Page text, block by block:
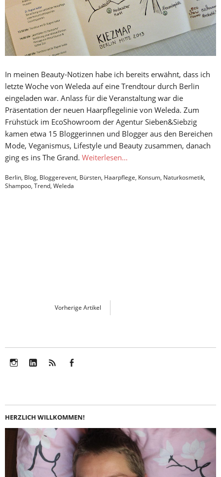
In meinen Beauty-Notizen habe ich bereits erwähnt, dass ich
letzte Woche von Weleda auf eine Trendtour durch Berlin
eingeladen war. Anlass für die Veranstaltung war die
Präsentation der neuen Haarpflegelinie von Weleda. Zum
Frühstück im EcoShowroom der Agentur Sieben&Siebzig
kamen etwa 15 Bloggerinnen und Blogger aus den Bereichen
Mode, Veganismus, Lifestyle und Beauty zusammen, danach
ging es ins The Grand. Weiterlesen…
Berlin, Blog, Bloggerevent, Bürsten, Haarpflege, Konsum, Naturkosmetik,
Shampoo, Trend, Weleda
Vorherige Artikel
HERZLICH WILLKOMMEN!